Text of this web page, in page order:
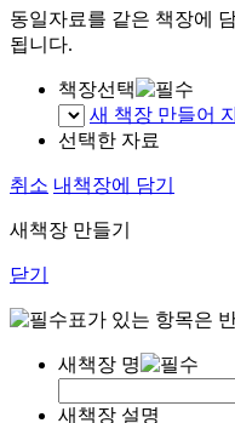
동일자료를 같은 책장에
됩니다.
책장선택
새 책장 만들어
선택한 자료
취소 내책장에 담기
새책장 만들기
닫기
표가 있는 항목은
새책장 명
새책장 설명